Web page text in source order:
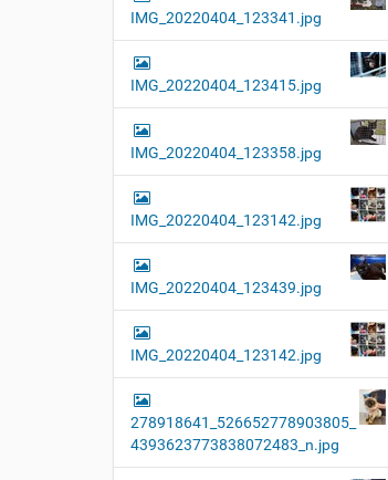
IMG_20220404_123341.jpg
IMG_20220404_123415.jpg
IMG_20220404_123358.jpg
IMG_20220404_123142.jpg
IMG_20220404_123439.jpg
IMG_20220404_123142.jpg
278918641_526652778903805_
4393623773838072483_n.jpg